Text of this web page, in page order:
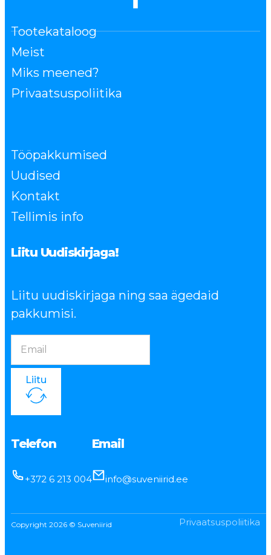
Tootekataloog
Meist
Miks meened?
Privaatsuspoliitika
Tööpakkumised
Uudised
Kontakt
Tellimis info
Liitu Uudiskirjaga!
Liitu uudiskirjaga ning saa ägedaid
pakkumisi.
Liitu
Telefon
+372 6 213 004
Email
info@suveniirid.ee
Copyright 2026 © Suveniirid Privaatsuspoliitika